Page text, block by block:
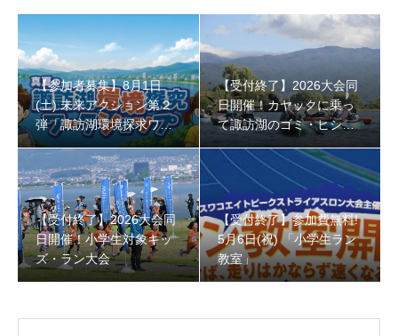
【受付終了】参加費無料! 5月6日(祝) 「小学生ラン教室」
【参加者募集】8月1日
(土) 未来アクション第２
弾「諏訪湖環境探求ワー
クショップ」小学４年生
から！
【受付終了】2026大会同
日開催！カヤックに乗っ
て諏訪湖のゴミ・ヒシを
回収しよう！
【受付終了】2026大会同
日開催！小学生対象キッ
ズ・ラン大会
【受付終了】参加費無料!
5月6日(祝) 「小学生ラン
教室」